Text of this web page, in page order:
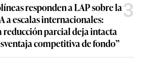
responden a LAP sobre la
a escalas internacionales:
reducción parcial deja intacta
competitiva de fondo”
3